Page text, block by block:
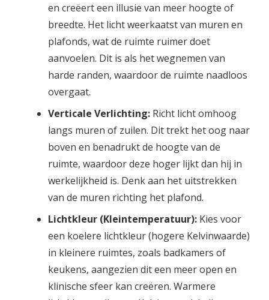
en creëert een illusie van meer hoogte of
breedte. Het licht weerkaatst van muren en
plafonds, wat de ruimte ruimer doet
aanvoelen. Dit is als het wegnemen van
harde randen, waardoor de ruimte naadloos
overgaat.
Verticale Verlichting:Richt licht omhoog
langs muren of zuilen. Dit trekt het oog naar
boven en benadrukt de hoogte van de
ruimte, waardoor deze hoger lijkt dan hij in
werkelijkheid is. Denk aan het uitstrekken
van de muren richting het plafond.
Lichtkleur (Kleintemperatuur):Kies voor
een koelere lichtkleur (hogere Kelvinwaarde)
in kleinere ruimtes, zoals badkamers of
keukens, aangezien dit een meer open en
klinische sfeer kan creëren. Warmere